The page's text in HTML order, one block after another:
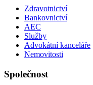
Zdravotnictví
Bankovnictví
AEC
Služby
Advokátní kanceláře
Nemovitosti
Společnost